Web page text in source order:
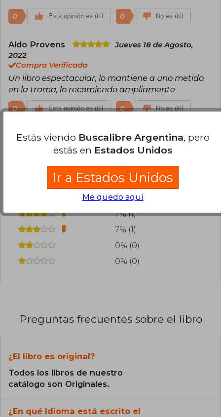
0 Esta opinión es útil 0 No es útil
Aldo Provens
Jueves 18 de Agosto,
2022
Compra Verificada
Un libro espectacular, lo mantiene a uno metido
en la trama, lo recomiendo ampliamente
0 Esta opinión es útil 0 No es útil
Cargar más opiniones del libro
agregar tu propia evaluación.
87% (13)
7% (1)
7% (1)
0% (0)
0% (0)
Preguntas frecuentes sobre el libro
¿El libro es original?
Todos los libros de nuestro
catálogo son Originales.
¿En qué Idioma está escrito el
Estás viendo Buscalibre Argentina, pero
estás en Estados Unidos
Ir a Estados Unidos
Me quedo aquí